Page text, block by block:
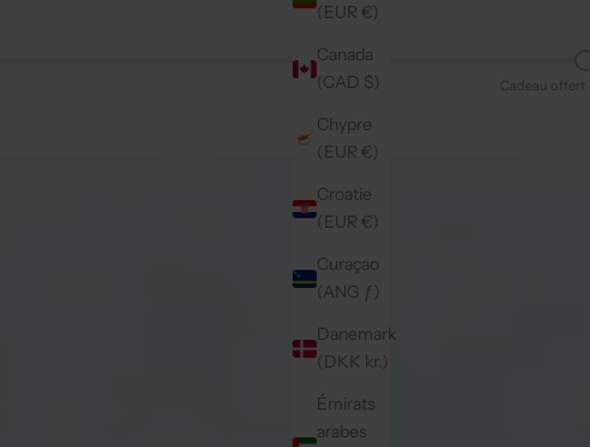
(EUR €)
Canada
(CAD $)
Chypre
(EUR €)
Croatie
(EUR €)
Curaçao
(ANG ƒ)
Danemark
(DKK kr.)
Émirats
arabes
Cadeau offert